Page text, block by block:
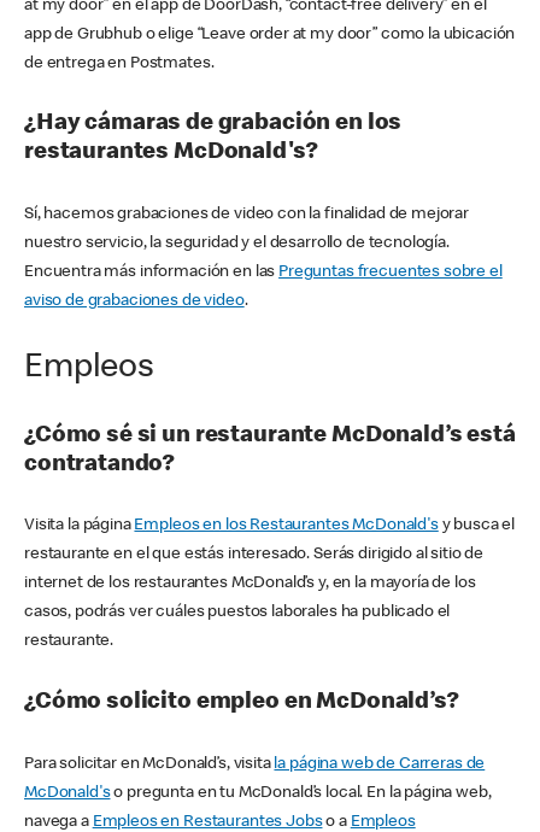
at my door” en el app de DoorDash, “contact-free delivery” en el
app de Grubhub o elige “Leave order at my door” como la ubicación
de entrega en Postmates.
¿Hay cámaras de grabación en los
restaurantes McDonald's?
Sí, hacemos grabaciones de video con la finalidad de mejorar
nuestro servicio, la seguridad y el desarrollo de tecnología.
Encuentra más información en las Preguntas frecuentes sobre el
aviso de grabaciones de video.
Empleos
¿Cómo sé si un restaurante McDonald’s está
contratando?
Visita la página Empleos en los Restaurantes McDonald'sy busca el
restaurante en el que estás interesado. Serás dirigido al sitio de
internet de los restaurantes McDonald’s y, en la mayoría de los
casos, podrás ver cuáles puestos laborales ha publicado el
restaurante.
¿Cómo solicito empleo en McDonald’s?
Para solicitar en McDonald’s, visita la página web de Carreras de
McDonald'so pregunta en tu McDonald’s local. En la página web,
navega a Empleos en Restaurantes Jobso a Empleos